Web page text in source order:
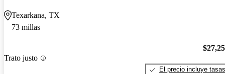
Texarkana, TX
73 millas
Trato justo
El precio incluye tasas